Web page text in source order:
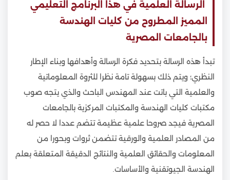
الرسالة العلمية في هذا البرنامج التعليمي
المميز المطروح من كليات الهندسة
بالجامعات المصرية
تبدأ هذه الرسالة بتحديد فكرة الرسالة وأهدافها وبناء الإطار
النظري؛ ويتم ذلك بسهولة تامة نظرا للثروة المعلوماتية
والعلمية التي باتت عند المهندس الباحث والذي يتجه صوب
مكتبات كليات الهندسة والمكتبات المركزية بالجامعات
المصرية فيجد صروحا علمية عظيمة تتضم عددا لا حصر له
من المصادر العلمية والورقية تتضمن ثروات وبحورا من
المعلومات والحقائق العلمية والنتائج الدقيقة المتعلقة بعلم
الهندسة الجيوتقنية والأساسات.